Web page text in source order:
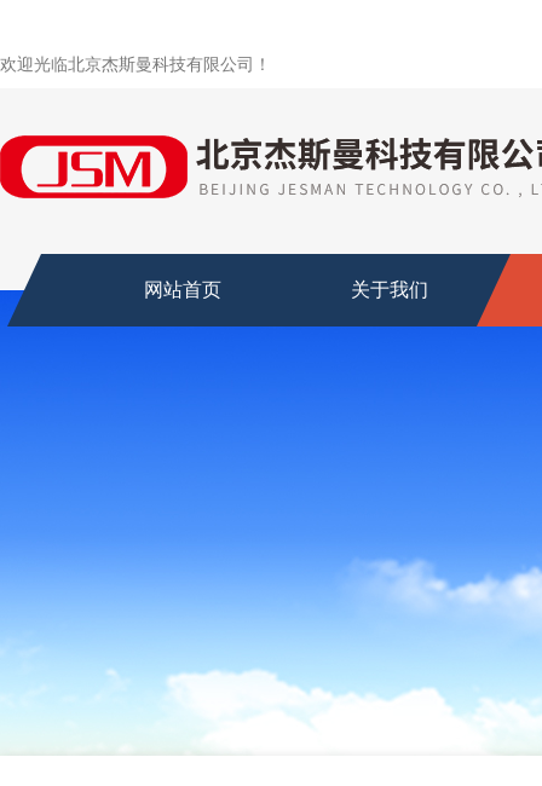
欢迎光临北京杰斯曼科技有限公司！
网站首页 关于我们